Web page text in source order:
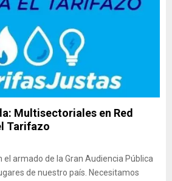
Multisectoriales en Red
Tarifazo
el armado de la Gran Audiencia Pública
de nuestro país. Necesitamos